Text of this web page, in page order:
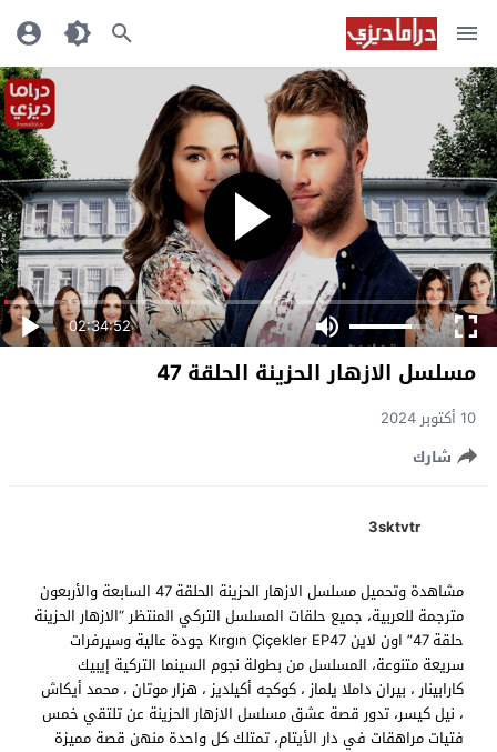
02:34:52
مسلسل الازهار الحزينة الحلقة 47
10 أكتوبر 2024
شارك
3sktvtr
مشاهدة وتحميل مسلسل الازهار الحزينة الحلقة 47 السابعة والأربعون
مترجمة للعربية، جميع حلقات المسلسل التركي المنتظر “الازهار الحزينة
حلقة 47” اون لاين Kırgın Çiçekler EP47 جودة عالية وسيرفرات
سريعة متنوعة، المسلسل من بطولة نجوم السينما التركية إيبيك
كارابينار ، بيران داملا يلماز ، كوكجه أكيلديز ، هزار موتان ، محمد أيكاش
، نيل كيسر، تدور قصة عشق مسلسل الازهار الحزينة عن تلتقي خمس
فتيات مراهقات في دار الأيتام، تمتلك كل واحدة منهن قصة مميزة